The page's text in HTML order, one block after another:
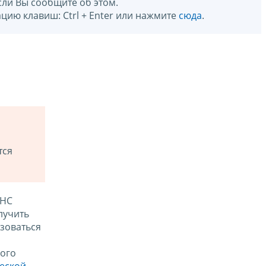
клавиш: Ctrl + Enter или нажмите сюда.